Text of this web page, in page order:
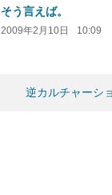
そう言えば。
2009年2月10日 10:09
逆カルチャーシ